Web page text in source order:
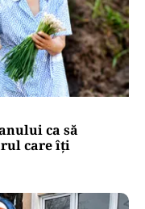
ca să
care îți